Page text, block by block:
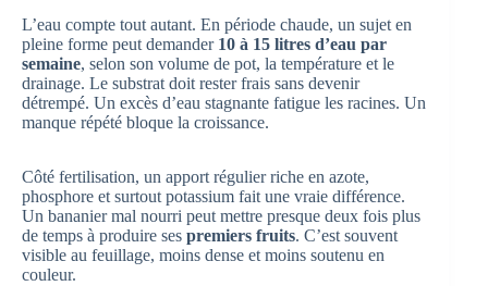
L’eau compte tout autant. En période chaude, un sujet en
pleine forme peut demander 10 à 15 litres d’eau par
semaine, selon son volume de pot, la température et le
drainage. Le substrat doit rester frais sans devenir
détrempé. Un excès d’eau stagnante fatigue les racines. Un
manque répété bloque la croissance.
Côté fertilisation, un apport régulier riche en azote,
phosphore et surtout potassium fait une vraie différence.
Un bananier mal nourri peut mettre presque deux fois plus
de temps à produire ses premiers fruits. C’est souvent
visible au feuillage, moins dense et moins soutenu en
couleur.